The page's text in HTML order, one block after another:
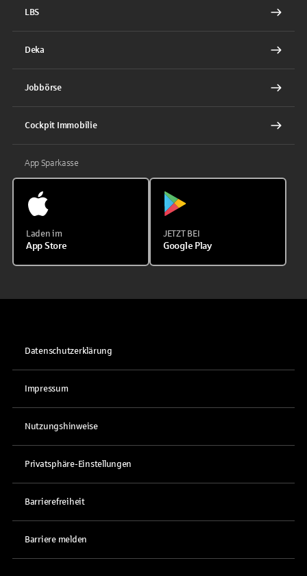
LBS
Deka
Jobbörse
Cockpit Immobilie
App Sparkasse
Laden im
App Store
JETZT BEI
Google Play
Datenschutzerklärung
Impressum
Nutzungshinweise
Privatsphäre-Einstellungen
Barrierefreiheit
Barriere melden